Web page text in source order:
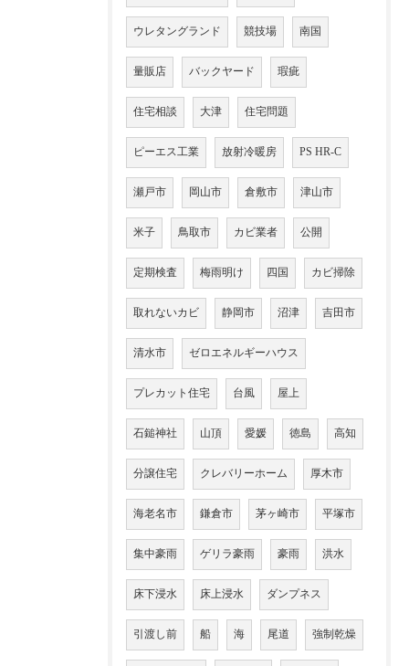
ウレタングランド 競技場 南国
量販店 バックヤード 瑕疵
住宅相談 大津 住宅問題
ピーエス工業 放射冷暖房 PS HR-C
瀬戸市 岡山市 倉敷市 津山市
米子 鳥取市 カビ業者 公開
定期検査 梅雨明け 四国 カビ掃除
取れないカビ 静岡市 沼津 吉田市
清水市 ゼロエネルギーハウス
プレカット住宅 台風 屋上
石鎚神社 山頂 愛媛 徳島 高知
分譲住宅 クレバリーホーム 厚木市
海老名市 鎌倉市 茅ヶ崎市 平塚市
集中豪雨 ゲリラ豪雨 豪雨 洪水
床下浸水 床上浸水 ダンプネス
引渡し前 船 海 尾道 強制乾燥